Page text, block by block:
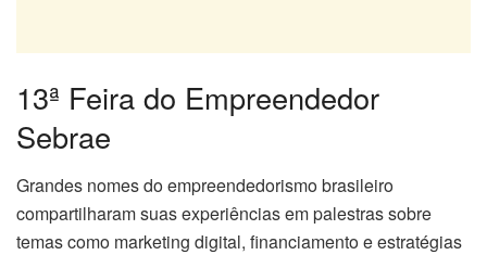
13ª Feira do Empreendedor
Sebrae
Grandes nomes do empreendedorismo brasileiro
compartilharam suas experiências em palestras sobre
temas como marketing digital, financiamento e estratégias